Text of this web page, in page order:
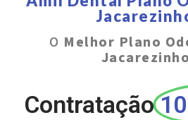
O Melhor Plano
Contratação